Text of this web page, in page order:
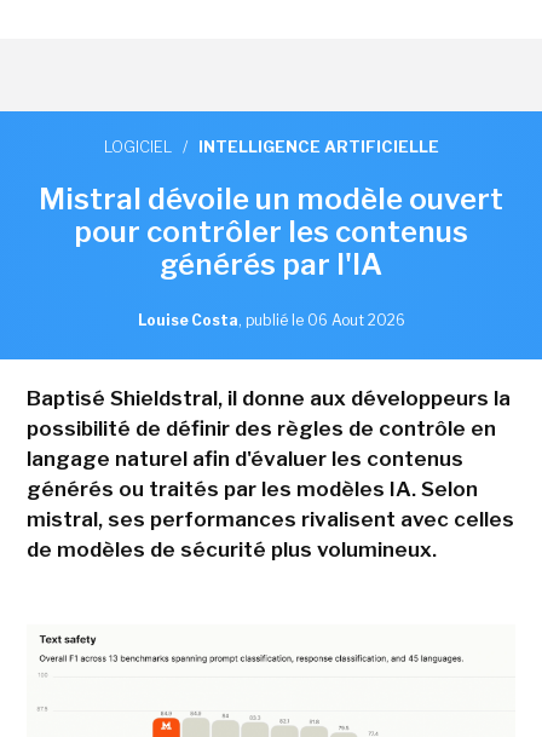
LOGICIEL / INTELLIGENCE ARTIFICIELLE
Mistral dévoile un modèle ouvert
pour contrôler les contenus
générés par l'IA
Louise Costa, publié le 06 Aout 2026
Baptisé Shieldstral, il donne aux développeurs la
possibilité de définir des règles de contrôle en
langage naturel afin d'évaluer les contenus
générés ou traités par les modèles IA. Selon
mistral, ses performances rivalisent avec celles
de modèles de sécurité plus volumineux.